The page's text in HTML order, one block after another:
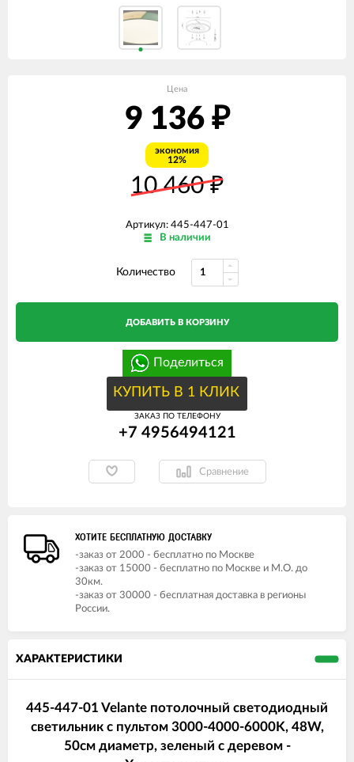
Цена
9 136 ₽
экономия
12%
10 460₽
Артикул: 445-447-01
В наличии
Количество
ДОБАВИТЬ В КОРЗИНУ
Поделиться
КУПИТЬ В 1 КЛИК
ЗАКАЗ ПО ТЕЛЕФОНУ
+7 4956494121
Сравнение
ХОТИТЕ БЕСПЛАТНУЮ ДОСТАВКУ
-заказ от 2000 - бесплатно по Москве
-заказ от 15000 - бесплатно по Москве и М.О. до
30км.
-заказ от 30000 - бесплатная доставка в регионы
России.
ХАРАКТЕРИСТИКИ
445-447-01 Velante потолочный светодиодный
светильник с пультом 3000-4000-6000K, 48W,
50см диаметр, зеленый с деревом -